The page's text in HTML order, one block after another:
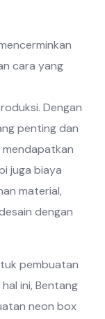
cara yang
Dengan
penting dan
juga biaya
material,
dengan
pembuatan
ini, Bentang
neon box